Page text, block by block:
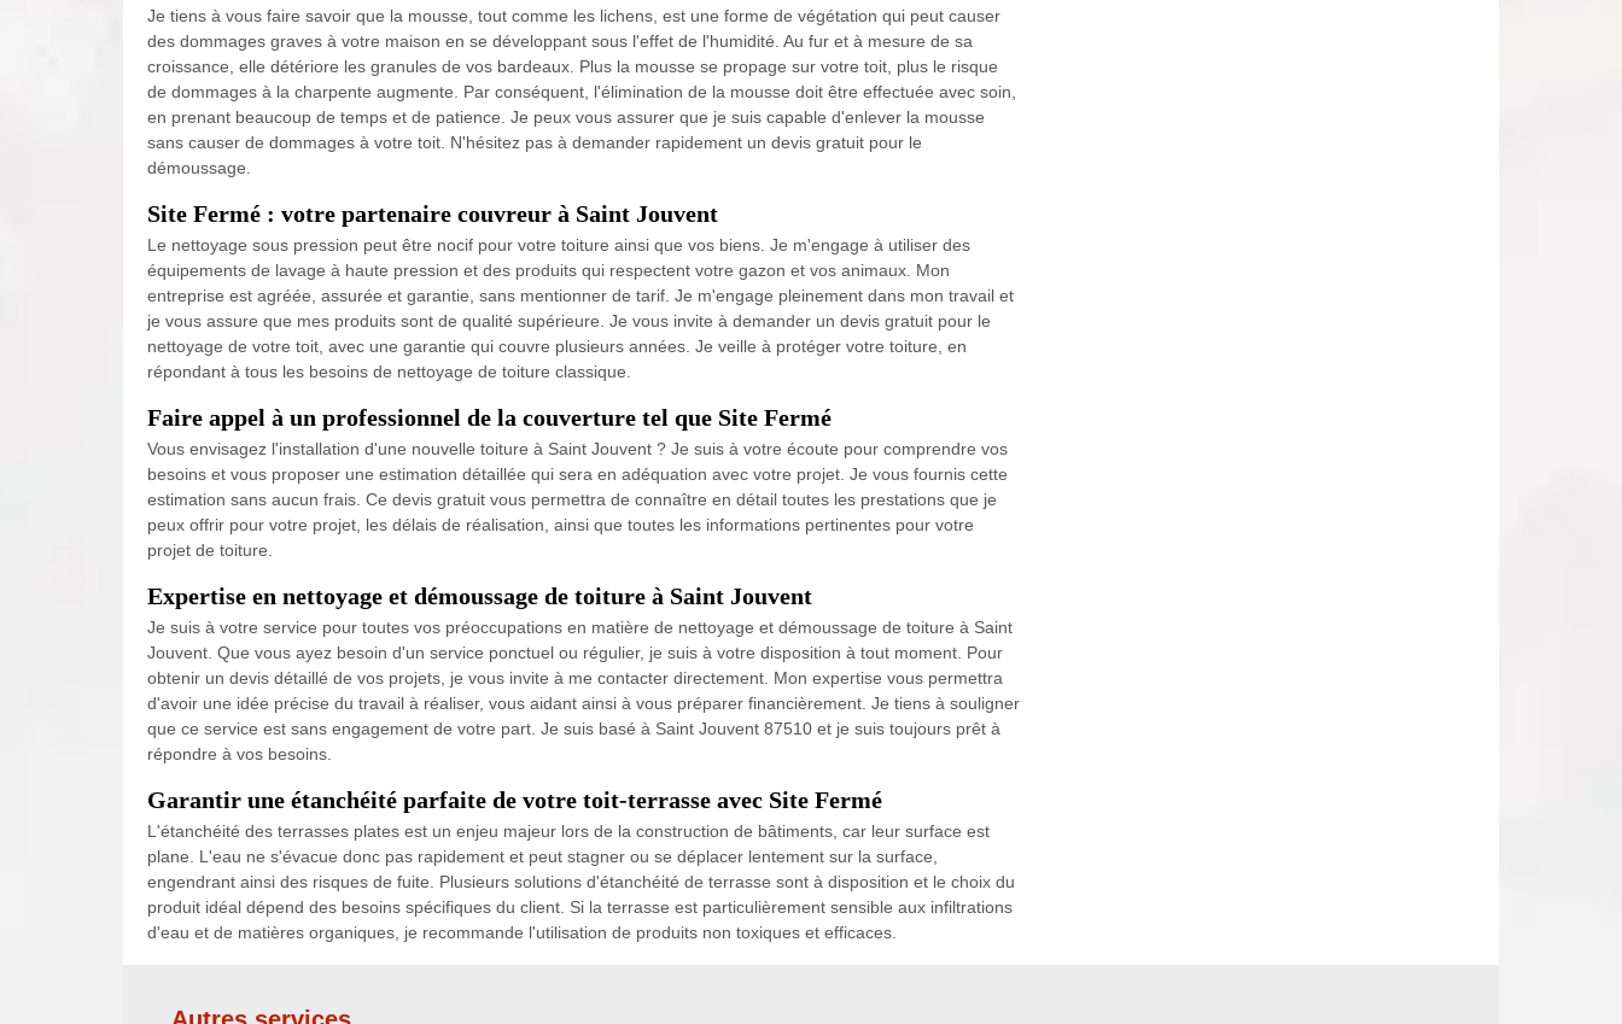
Je tiens à vous faire savoir que la mousse, tout comme les lichens, est une forme de végétation qui peut causer
des dommages graves à votre maison en se développant sous l'effet de l'humidité. Au fur et à mesure de sa
croissance, elle détériore les granules de vos bardeaux. Plus la mousse se propage sur votre toit, plus le risque
de dommages à la charpente augmente. Par conséquent, l'élimination de la mousse doit être effectuée avec soin,
en prenant beaucoup de temps et de patience. Je peux vous assurer que je suis capable d'enlever la mousse
sans causer de dommages à votre toit. N'hésitez pas à demander rapidement un devis gratuit pour le
démoussage.
Site Fermé : votre partenaire couvreur à Saint Jouvent
Le nettoyage sous pression peut être nocif pour votre toiture ainsi que vos biens. Je m'engage à utiliser des
équipements de lavage à haute pression et des produits qui respectent votre gazon et vos animaux. Mon
entreprise est agréée, assurée et garantie, sans mentionner de tarif. Je m'engage pleinement dans mon travail et
je vous assure que mes produits sont de qualité supérieure. Je vous invite à demander un devis gratuit pour le
nettoyage de votre toit, avec une garantie qui couvre plusieurs années. Je veille à protéger votre toiture, en
répondant à tous les besoins de nettoyage de toiture classique.
Faire appel à un professionnel de la couverture tel que Site Fermé
Vous envisagez l'installation d'une nouvelle toiture à Saint Jouvent ? Je suis à votre écoute pour comprendre vos
besoins et vous proposer une estimation détaillée qui sera en adéquation avec votre projet. Je vous fournis cette
estimation sans aucun frais. Ce devis gratuit vous permettra de connaître en détail toutes les prestations que je
peux offrir pour votre projet, les délais de réalisation, ainsi que toutes les informations pertinentes pour votre
projet de toiture.
Expertise en nettoyage et démoussage de toiture à Saint Jouvent
Je suis à votre service pour toutes vos préoccupations en matière de nettoyage et démoussage de toiture à Saint
Jouvent. Que vous ayez besoin d'un service ponctuel ou régulier, je suis à votre disposition à tout moment. Pour
obtenir un devis détaillé de vos projets, je vous invite à me contacter directement. Mon expertise vous permettra
d'avoir une idée précise du travail à réaliser, vous aidant ainsi à vous préparer financièrement. Je tiens à souligner
que ce service est sans engagement de votre part. Je suis basé à Saint Jouvent 87510 et je suis toujours prêt à
répondre à vos besoins.
Garantir une étanchéité parfaite de votre toit-terrasse avec Site Fermé
L'étanchéité des terrasses plates est un enjeu majeur lors de la construction de bâtiments, car leur surface est
plane. L'eau ne s'évacue donc pas rapidement et peut stagner ou se déplacer lentement sur la surface,
engendrant ainsi des risques de fuite. Plusieurs solutions d'étanchéité de terrasse sont à disposition et le choix du
produit idéal dépend des besoins spécifiques du client. Si la terrasse est particulièrement sensible aux infiltrations
d'eau et de matières organiques, je recommande l'utilisation de produits non toxiques et efficaces.